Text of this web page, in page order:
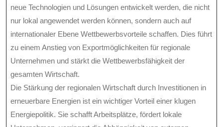
neue Technologien und Lösungen entwickelt werden, die nicht
nur lokal angewendet werden können, sondern auch auf
internationaler Ebene Wettbewerbsvorteile schaffen. Dies führt
zu einem Anstieg von Exportmöglichkeiten für regionale
Unternehmen und stärkt die Wettbewerbsfähigkeit der
gesamten Wirtschaft.
Die Stärkung der regionalen Wirtschaft durch Investitionen in
erneuerbare Energien ist ein wichtiger Vorteil einer klugen
Energiepolitik. Sie schafft Arbeitsplätze, fördert lokale